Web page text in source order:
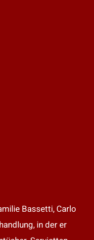
Bassetti, Carlo
in der er